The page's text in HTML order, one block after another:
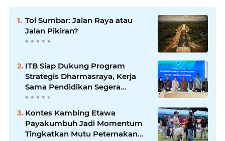
Tol Sumbar: Jalan Raya atau
Jalan Pikiran?
ITB Siap Dukung Program
Strategis Dharmasraya, Kerja
Sama Pendidikan Segera
Difinalkan
Kontes Kambing Etawa
Payakumbuh Jadi Momentum
Tingkatkan Mutu Peternakan